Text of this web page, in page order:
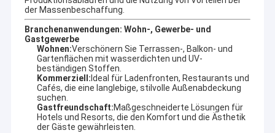
der Massenbeschaffung.
Branchenanwendungen: Wohn-, Gewerbe- und
Gastgewerbe
Wohnen:Verschönern Sie Terrassen-, Balkon- und
Gartenflächen mit wasserdichten und UV-
beständigen Stoffen.
Kommerziell: Ideal für Ladenfronten, Restaurants und
Cafés, die eine langlebige, stilvolle Außenabdeckung
suchen.
Gastfreundschaft:Maßgeschneiderte Lösungen für
Hotels und Resorts, die den Komfort und die Ästhetik
der Gäste gewährleisten.